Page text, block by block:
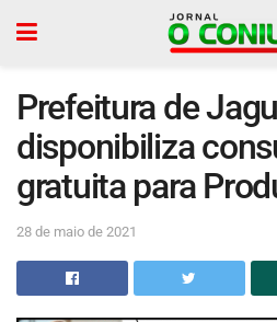
Prefeitura de
disponibiliza
gratuita para
28 de maio de 2021